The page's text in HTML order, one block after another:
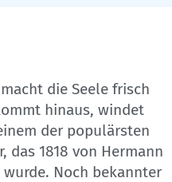
die Seele frisch
hinaus, windet
der populärsten
das 1818 von Hermann
Noch bekannter